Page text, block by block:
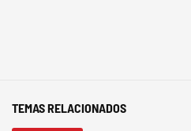
TEMAS RELACIONADOS